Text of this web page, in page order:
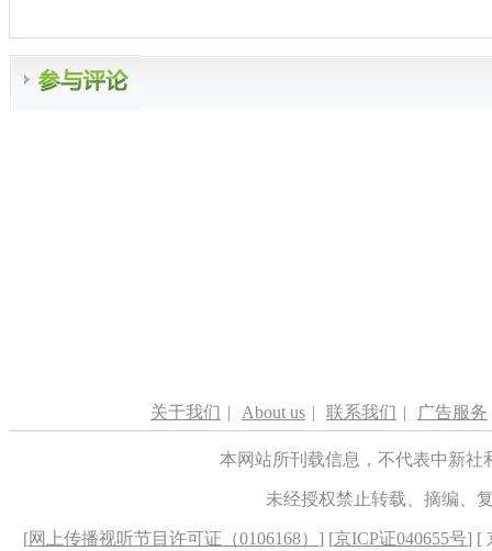
关于我们 | About us | 联系我们 | 广告服务
本网站所刊载信息，不代表中新
未经授权禁止转载、摘编、
[网上传播视听节目许可证（0106168） ] [京ICP证040655号] [